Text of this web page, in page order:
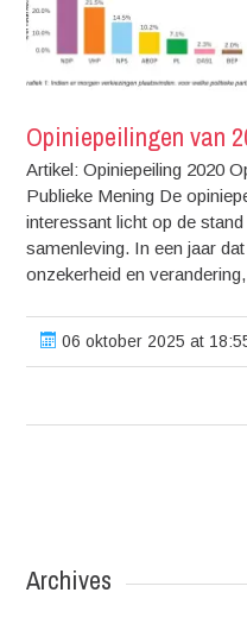
Opiniepeilingen van
Artikel: Opiniepeiling 2020
Publieke Mening De
interessant licht op de
samenleving. In een jaar
onzekerheid en
06 oktober 2025 at
Archives